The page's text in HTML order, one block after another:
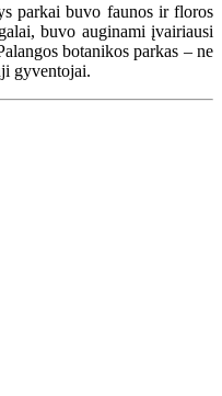
parkai buvo faunos ir floros
buvo auginami įvairiausi
botanikos parkas – ne
gyventojai.